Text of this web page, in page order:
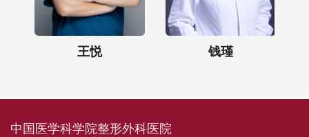
王悦 钱瑾
中国医学科学院整形外科医院